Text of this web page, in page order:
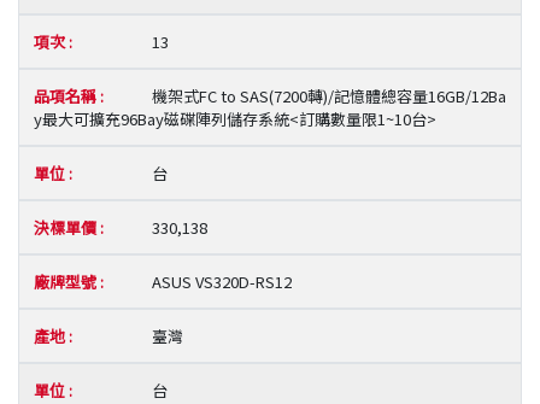
13
機架式FC to SAS(7200轉)/記憶體總容量16GB/12Ba
y最大可擴充96Bay磁碟陣列儲存系統<訂購數量限1~10台>
台
330,138
ASUS VS320D-RS12
臺灣
台